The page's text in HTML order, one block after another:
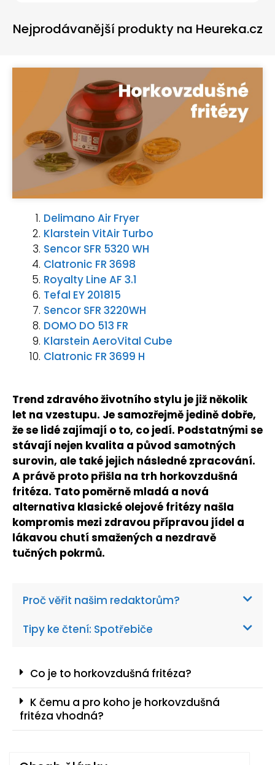
Nejprodávanější produkty na Heureka.cz
Delimano Air Fryer
Klarstein VitAir Turbo
Sencor SFR 5320 WH
Clatronic FR 3698
Royalty Line AF 3.1
Tefal EY 201815
Sencor SFR 3220WH
DOMO DO 513 FR
Klarstein AeroVital Cube
Clatronic FR 3699 H
Trend zdravého životního stylu je již několik
let na vzestupu. Je samozřejmě jedině dobře,
že se lidé zajímají o to, co jedí. Podstatnými se
stávají nejen kvalita a původ samotných
surovin, ale také jejich následné zpracování.
A právě proto přišla na trh horkovzdušná
fritéza. Tato poměrně mladá a nová
alternativa klasické olejové fritézy našla
kompromis mezi zdravou přípravou jídel a
lákavou chutí smažených a nezdravě
tučných pokrmů.
Proč věřit našim redaktorům?
Tipy ke čtení: Spotřebiče
Co je to horkovzdušná fritéza?
K čemu a pro koho je horkovzdušná
fritéza vhodná?